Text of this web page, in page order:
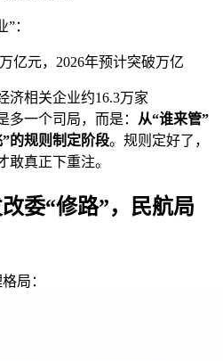
：
亿元，2026年预计突破万亿
济相关企业约16.3万家
多一个司局，而是： 从“谁来管”
的规则制定阶段。规则定好了，
敢真正下重注。
委“修路”，民航局
局：